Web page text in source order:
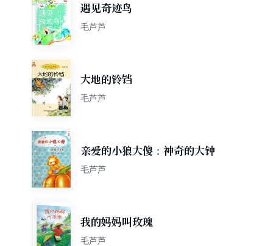
遇见奇迹鸟
毛芦芦
大地的铃铛
毛芦芦
亲爱的小狼大傻：神奇的大钟
毛芦芦
我的妈妈叫玫瑰
毛芦芦